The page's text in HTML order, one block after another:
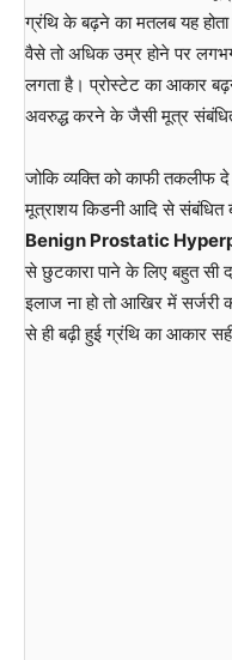
ग्रंथि के बढ़ने का मतलब यह
वैसे तो अधिक उम्र होने पर
लगता है। प्रोस्टेट का आकार
अवरुद्ध करने के जैसी मूत्र संबंधित
जोकि व्यक्ति को काफी तकलीफ
मूत्राशय किडनी आदि से संबंधित
Benign Prostatic
से छुटकारा पाने के लिए बहुत सी
इलाज ना हो तो आखिर में सर्जरी
से ही बढ़ी हुई ग्रंथि का आकार